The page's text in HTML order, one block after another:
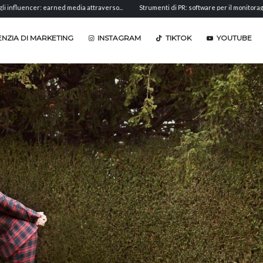
earned media attraverso... Strumenti di PR: software per il monitoraggio,...
DI MARKETING INSTAGRAM TIKTOK YOUTUBE